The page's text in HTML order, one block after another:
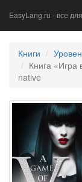
EasyLang.ru - все
Книги
Книга «Игра
native